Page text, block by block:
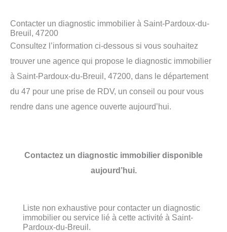
Contacter un diagnostic immobilier à Saint-Pardoux-du-
Breuil, 47200
Consultez l’information ci-dessous si vous souhaitez
trouver une agence qui propose le diagnostic immobilier
à Saint-Pardoux-du-Breuil, 47200, dans le département
du 47 pour une prise de RDV, un conseil ou pour vous
rendre dans une agence ouverte aujourd’hui.
Contactez un diagnostic immobilier disponible
aujourd’hui.
Liste non exhaustive pour contacter un diagnostic
immobilier ou service lié à cette activité à Saint-
Pardoux-du-Breuil.